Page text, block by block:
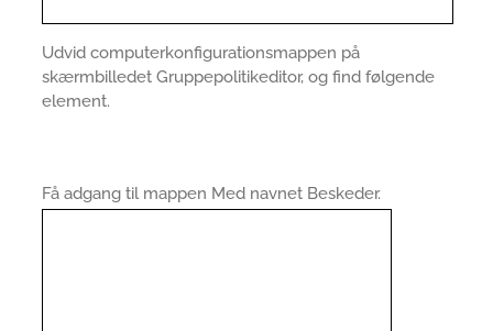
Udvid computerkonfigurationsmappen på
skærmbilledet Gruppepolitikeditor, og find følgende
element.
Få adgang til mappen Med navnet Beskeder.